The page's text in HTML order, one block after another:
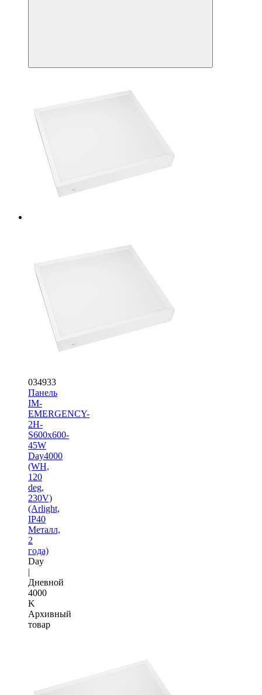
034933
Панель
IM-
EMERGENCY-
2H-
S600x600-
45W
Day4000
(WH,
120
deg,
230V)
(Arlight,
IP40
Металл,
2
года)
Day
|
Дневной
4000
K
Архивный
товар